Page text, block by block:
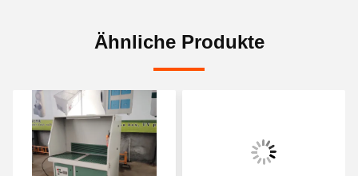
Ähnliche Produkte